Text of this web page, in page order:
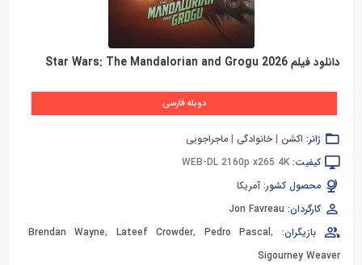
دانلود فیلم Star Wars: The Mandalorian and Grogu 2026
دوبله فارسی
ژانر: اکشن | خانوادگی | ماجراجویی
کیفیت: WEB-DL 2160p x265 4K
محصول کشور: آمریکا
کارگردان: Jon Favreau
بازیگران:
Brendan Wayne, Lateef Crowder, Pedro Pascal,
Sigourney Weaver